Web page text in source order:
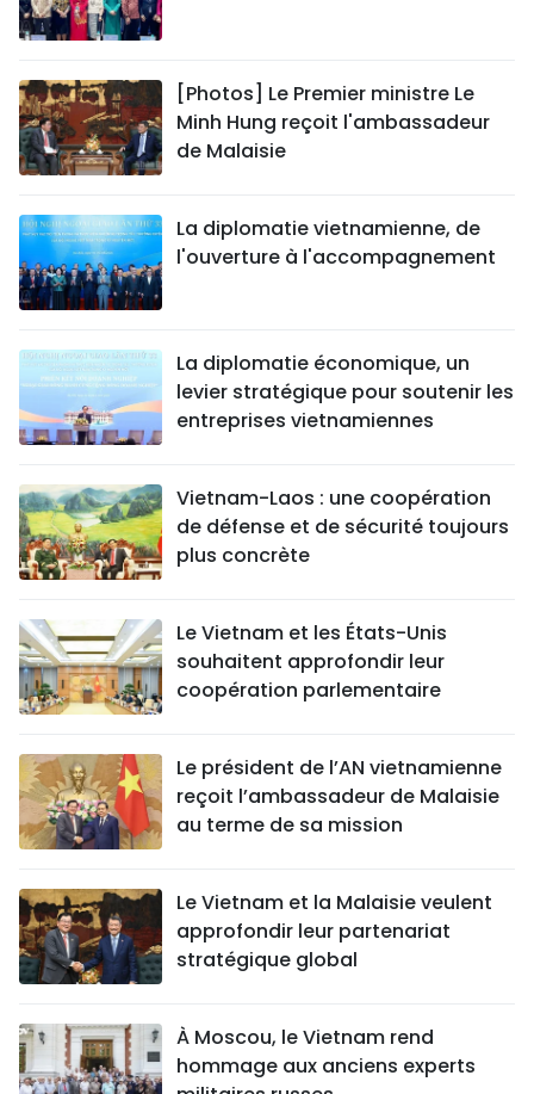
[Photos] Le Premier ministre Le
Minh Hung reçoit l'ambassadeur
de Malaisie
La diplomatie vietnamienne, de
l'ouverture à l'accompagnement
La diplomatie économique, un
levier stratégique pour soutenir les
entreprises vietnamiennes
Vietnam-Laos : une coopération
de défense et de sécurité toujours
plus concrète
Le Vietnam et les États-Unis
souhaitent approfondir leur
coopération parlementaire
Le président de l’AN vietnamienne
reçoit l’ambassadeur de Malaisie
au terme de sa mission
Le Vietnam et la Malaisie veulent
approfondir leur partenariat
stratégique global
À Moscou, le Vietnam rend
hommage aux anciens experts